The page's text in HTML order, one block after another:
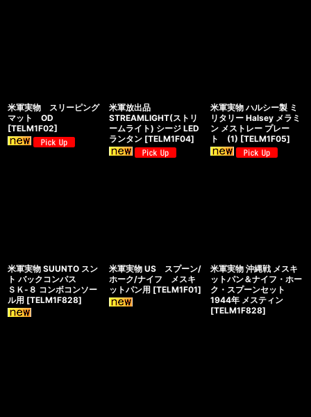
米軍実物 スリーピング
マット OD
[TELM1F02]
米軍放出品
STREAMLIGHT(ストリ
ームライト) シージ LED
ランタン [TELM1F04]
米軍実物 ハルシー製 ミ
リタリー Halsey メラミ
ン メストレー プレー
ト (1) [TELM1F05]
米軍実物 SUUNTO スン
ト バックコンパス
ＳＫ-８ コンボコンソー
ル用 [TELM1F828]
米軍実物 US スプーン/
ホーク/ナイフ メスキ
ットパン用 [TELM1F01]
米軍実物 沖縄戦 メスキ
ットパン＆ナイフ・ホー
ク・スプーンセット
1944年 メスティン
[TELM1F828]